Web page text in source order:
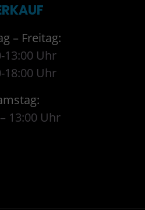
– Freitag:
13:00 Uhr
18:00 Uhr
13:00 Uhr